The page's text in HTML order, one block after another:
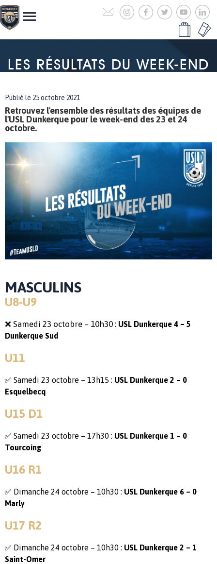
LES RÉSULTATS DU WEEK-END
Publié le 25 octobre 2021
Retrouvez l'ensemble des résultats des équipes de
l'USL Dunkerque pour le week-end des 23 et 24
octobre.
MASCULINS
U8-U9
❌ Samedi 23 octobre – 10h30 : USL Dunkerque 4 – 5
Dunkerque Sud
U11
✅ Samedi 23 octobre – 13h15 : USL Dunkerque 2 – 0
Esquelbecq
U15 D1
✅ Samedi 23 octobre – 17h30 : USL Dunkerque 1 – 0
Tourcoing
U16 R1
✅ Dimanche 24 octobre – 10h30 : USL Dunkerque 6 – 0
Marly
U17 R2
✅ Dimanche 24 octobre – 10h30 : USL Dunkerque 2 – 1
Saint-Omer